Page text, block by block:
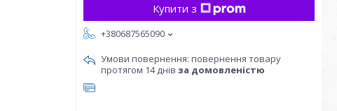
Купити з
+380687565090
повернення товару
протягом 14 днів за домовленістю